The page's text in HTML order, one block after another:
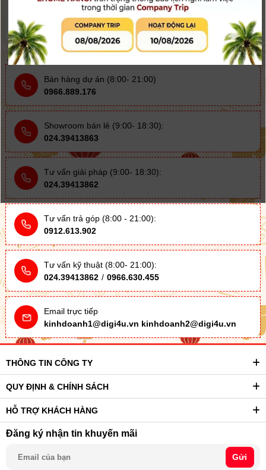
330.000đ
Còn hàng
290.000đ 310.000đ
Còn hàng
Bán hàng dự án (8:00- 21:00)
0966.889.176
Showroom bán lẻ (9:00- 18:30):
024.39413863
Tư vấn giải pháp (9:00- 18:30):
024.39413862
Tư vấn trả góp (8:00 - 21:00):
0912.613.902
Tư vấn kỹ thuật (8:00- 21:00):
024.39413862 / 0966.630.455
Email trực tiếp
kinhdoanh1@digi4u.vn kinhdoanh2@digi4u.vn
THÔNG TIN CÔNG TY
QUY ĐỊNH & CHÍNH SÁCH
HỖ TRỢ KHÁCH HÀNG
Đăng ký nhận tin khuyến mãi
Gửi